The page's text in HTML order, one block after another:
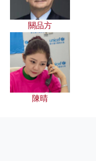
關品方
陳晴